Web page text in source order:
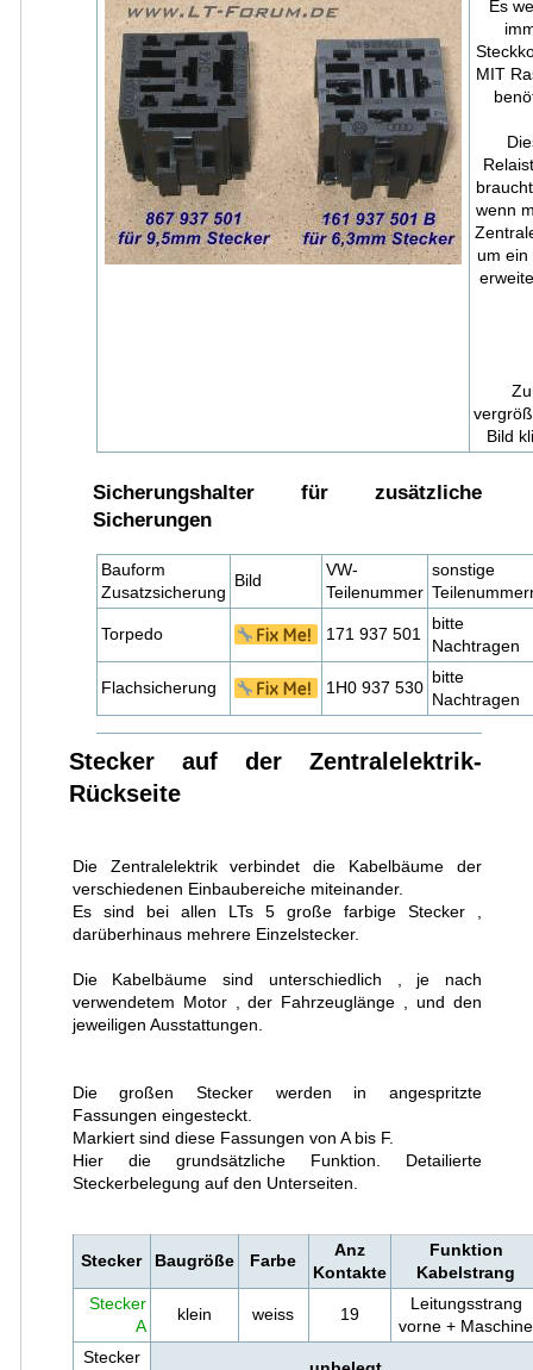
Es
MIT
wenn
um ein
Bild
Sicherungshalter für zusätzliche
Sicherungen
Bauform
Zusatzsicherung
Bild
VW-
Teilenummer
sonstige
Torpedo 171 937 501
bitte
Nachtragen
Flachsicherung 1H0 937 530
bitte
Nachtragen
Stecker auf der Zentralelektrik-
Rückseite
Die Zentralelektrik verbindet die Kabelbäume der
verschiedenen Einbaubereiche miteinander.
Es sind bei allen LTs 5 große farbige Stecker ,
darüberhinaus mehrere Einzelstecker.
Die Kabelbäume sind unterschiedlich , je nach
verwendetem Motor , der Fahrzeuglänge , und den
jeweiligen Ausstattungen.
Die großen Stecker werden in angespritzte
Fassungen eingesteckt.
Markiert sind diese Fassungen von A bis F.
Hier die grundsätzliche Funktion. Detailierte
Steckerbelegung auf den Unterseiten.
Stecker Baugröße Farbe
Anz
Kontakte
Funktion
Kabelstrang
Stecker
A
klein weiss 19
Leitungsstrang
vorne + Maschine
Stecker